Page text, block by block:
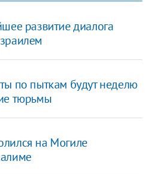
развитие диалога
по пыткам будут неделю
тюрьмы
на Могиле